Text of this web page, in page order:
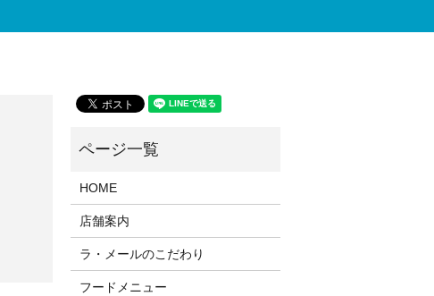
HOME
店舗案内
ラ・メールのこだわり
フードメニュー